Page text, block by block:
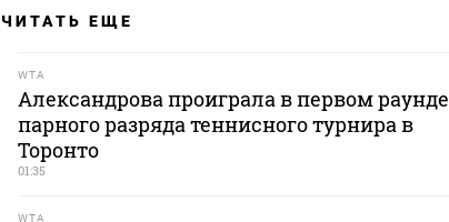
ЧИТАТЬ ЕЩЕ
WTA
Александрова проиграла в первом раунде
парного разряда теннисного турнира в
Торонто
01:35
WTA